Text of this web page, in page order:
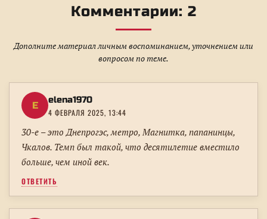
Комментарии: 2
Дополните материал личным воспоминанием, уточнением или
вопросом по теме.
E elena1970
4 ФЕВРАЛЯ 2025, 13:44
30-е – это Днепрогэс, метро, Магнитка, папанинцы,
Чкалов. Темп был такой, что десятилетие вместило
больше, чем иной век.
ОТВЕТИТЬ